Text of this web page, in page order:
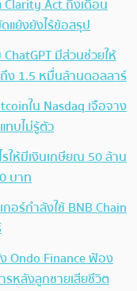
Act ถึงเดือน
แย้งยังไร้ข้อสรุป
มีส่วนช่วยให้
ง 1.5 หมื่นล้านดอลลาร์
ใน Nasdaq เจือจาง
บไม่รู้ตัว
ให้มีเงินเกษียณ 50 ล้าน
บาท
อร์กำลังใช้ BNB Chain
Ondo Finance ฟ้อง
รหลังลูกชายเสียชีวิต